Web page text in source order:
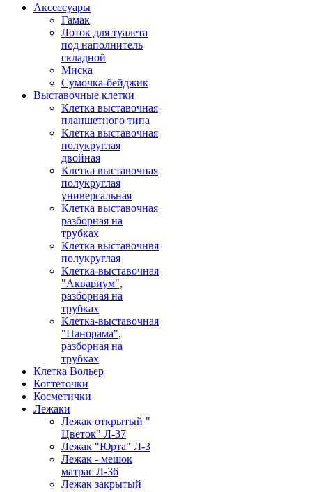
Аксессуары
Гамак
Лоток для туалета
под наполнитель
складной
Миска
Сумочка-бейджик
Выставочные клетки
Клетка выставочная
планшетного типа
Клетка выставочная
полукруглая
двойная
Клетка выставочная
полукруглая
универсальная
Клетка выставочная
разборная на
трубках
Клетка выставочнвя
полукруглая
Клетка-выставочная
"Аквариум",
разборная на
трубках
Клетка-выставочная
"Панорама",
разборная на
трубках
Клетка Вольер
Когтеточки
Косметички
Лежаки
Лежак открытый "
Цветок" Л-37
Лежак "Юрта" Л-3
Лежак - мешок
матрас Л-36
Лежак закрытый